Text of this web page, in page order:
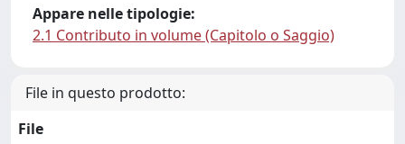
Appare nelle tipologie:
2.1 Contributo in volume (Capitolo o Saggio)
File in questo prodotto:
File